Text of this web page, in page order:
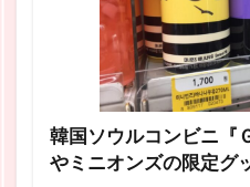
韓国ソウルコンビニ『
やミニオンズの限定グ